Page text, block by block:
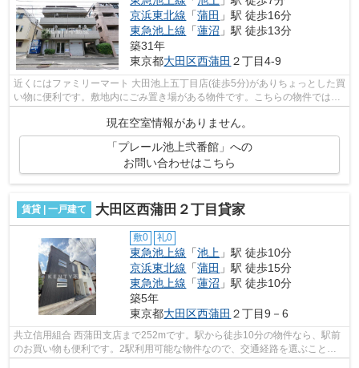
京浜東北線 「蒲田 」駅 徒歩16分
東急池上線 「蓮沼 」駅 徒歩13分
築31年
東京都大田区西蒲田 ２丁目4-9
近くにはファミリーマート 大田池上五丁目店(徒歩5分)がありちょっとした買
い物に便利です。敷地内にごみ置き場がある物件です。こちらの物件では初
期費用をカードでお支払いいただけ...
現在空室情報がありません。
「プレール池上弐番館」への
お問い合わせはこちら
賃貸 | 一戸建て 大田区西蒲田２丁目貸家
敷0 礼0
東急池上線 「池上 」駅 徒歩10分
京浜東北線 「蒲田 」駅 徒歩15分
東急池上線 「蓮沼 」駅 徒歩10分
築5年
東京都大田区西蒲田 ２丁目9－6
共立信用組合 西蒲田支店まで252mです。駅から徒歩10分の物件なら、駅前
のお買い物も便利です。2駅利用可能な物件なので、交通経路を選ぶことが